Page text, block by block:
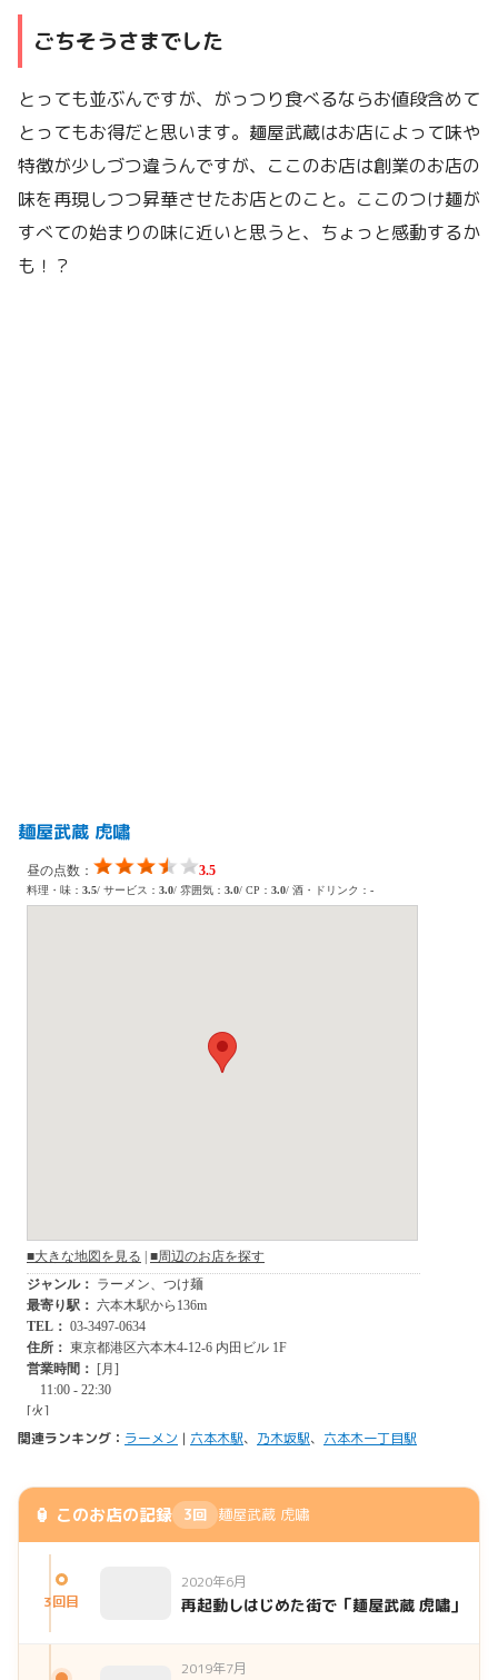
ごちそうさまでした
とっても並ぶんですが、がっつり食べるならお値段含めて
とってもお得だと思います。麺屋武蔵はお店によって味や
特徴が少しづつ違うんですが、ここのお店は創業のお店の
味を再現しつつ昇華させたお店とのこと。ここのつけ麺が
すべての始まりの味に近いと思うと、ちょっと感動するか
も！？
麺屋武蔵 虎嘯
関連ランキング： ラーメン | 六本木駅、 乃木坂駅、 六本木一丁目駅
🏮 このお店の記録 3回 麺屋武蔵 虎嘯
3回目
2020年6月
再起動しはじめた街で「麺屋武蔵 虎嘯」
2019年7月